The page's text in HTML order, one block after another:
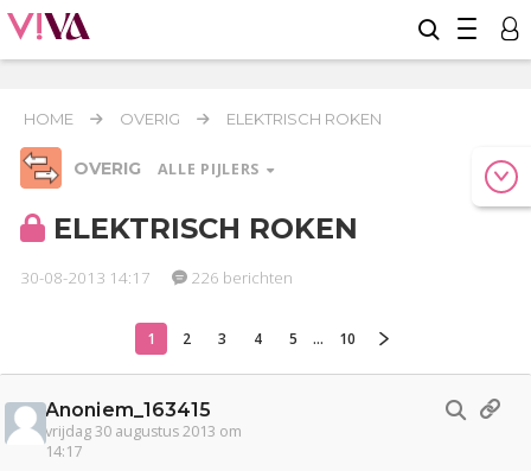
HOME OVERIG ELEKTRISCH ROKEN
OVERIG ALLE PIJLERS
Relaties Werk & Studie Geld & Recht
Overig
Actueel
Oekraïne
Lijf & Lijn
Kinderen
Digi
ELEKTRISCH ROKEN
30-08-2013 14:17 226 berichten
1 2 3 4 5 ... 10
Anoniem_163415
vrijdag 30 augustus 2013 om
14:17